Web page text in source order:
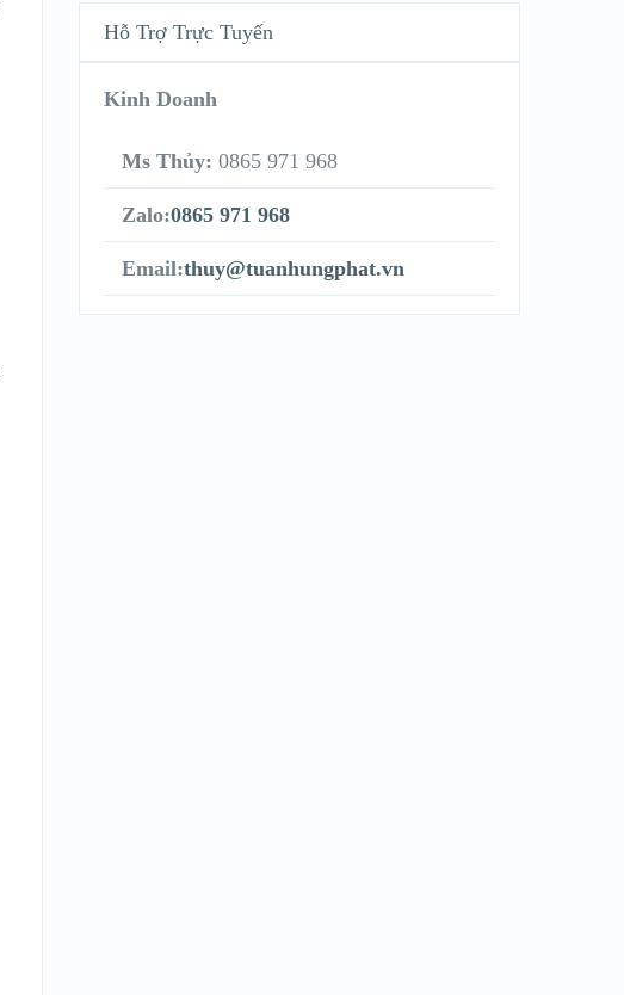
Hỗ Trợ Trực Tuyến
Kinh Doanh
Ms Thủy: 0865 971 968
Zalo:0865 971 968
Email:thuy@tuanhungphat.vn